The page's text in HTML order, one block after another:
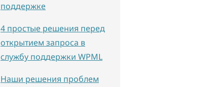
поддержке
4 простые решения перед
открытием запроса в
службу поддержки WPML
Наши решения проблем